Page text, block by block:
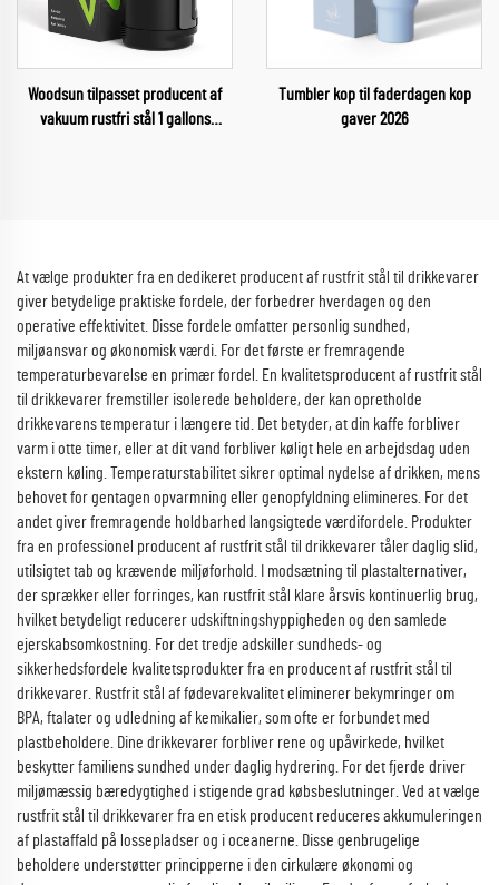
Woodsun tilpasset producent af
vakuum rustfri stål 1 gallons
Tumbler kop til faderdagen kop
gaver 2026
At vælge produkter fra en dedikeret producent af rustfrit stål til drikkevarer
giver betydelige praktiske fordele, der forbedrer hverdagen og den
operative effektivitet. Disse fordele omfatter personlig sundhed,
miljøansvar og økonomisk værdi. For det første er fremragende
temperaturbevarelse en primær fordel. En kvalitetsproducent af rustfrit stål
til drikkevarer fremstiller isolerede beholdere, der kan opretholde
drikkevarens temperatur i længere tid. Det betyder, at din kaffe forbliver
varm i otte timer, eller at dit vand forbliver køligt hele en arbejdsdag uden
ekstern køling. Temperaturstabilitet sikrer optimal nydelse af drikken, mens
behovet for gentagen opvarmning eller genopfyldning elimineres. For det
andet giver fremragende holdbarhed langsigtede værdifordele. Produkter
fra en professionel producent af rustfrit stål til drikkevarer tåler daglig slid,
utilsigtet tab og krævende miljøforhold. I modsætning til plastalternativer,
der sprækker eller forringes, kan rustfrit stål klare årsvis kontinuerlig brug,
hvilket betydeligt reducerer udskiftningshyppigheden og den samlede
ejerskabsomkostning. For det tredje adskiller sundheds- og
sikkerhedsfordele kvalitetsprodukter fra en producent af rustfrit stål til
drikkevarer. Rustfrit stål af fødevarekvalitet eliminerer bekymringer om
BPA, ftalater og udledning af kemikalier, som ofte er forbundet med
plastbeholdere. Dine drikkevarer forbliver rene og upåvirkede, hvilket
beskytter familiens sundhed under daglig hydrering. For det fjerde driver
miljømæssig bæredygtighed i stigende grad købsbeslutninger. Ved at vælge
rustfrit stål til drikkevarer fra en etisk producent reduceres akkumuleringen
af plastaffald på lossepladser og i oceanerne. Disse genbrugelige
beholdere understøtter principperne i den cirkulære økonomi og